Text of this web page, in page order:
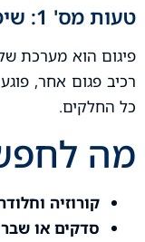
טעות מס' 1: שימוש ברכיבים פגומים, חלודים או לא מתאימים
פיגום הוא מערכת
רכיב פגום אחר,
כל החלקים.
מה
קורוזיה
סדקים או